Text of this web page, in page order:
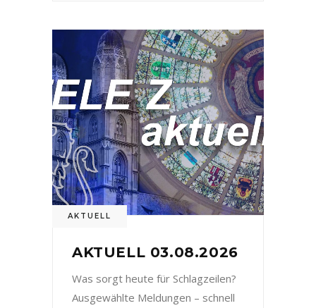
AKTUELL
AKTUELL 03.08.2026
Was sorgt heute für Schlagzeilen?
Ausgewählte Meldungen – schnell